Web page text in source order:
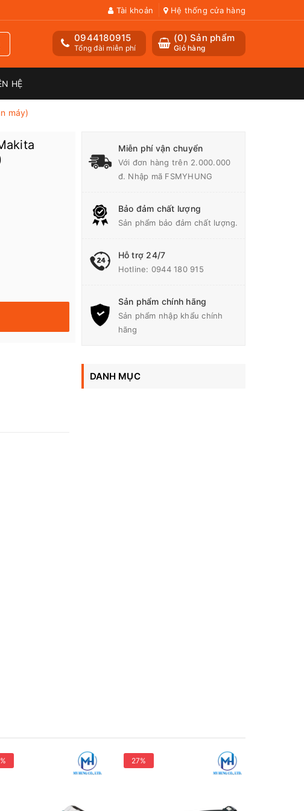
Tài khoản Hệ thống cửa hàng
(0) Sản phẩm
Giỏ hàng
0944180915
Tổng đài miễn phí
HỆ
máy)
Miễn phí vận chuyển
Với đơn hàng trên 2.000.000
đ. Nhập mã FSMYHUNG
Bảo đảm chất lượng
Sản phẩm bảo đảm chất lượng.
Hỗ trợ 24/7
Hotline: 0944 180 915
Sản phẩm chính hãng
Sản phẩm nhập khẩu chính
hãng
DANH MỤC
27%